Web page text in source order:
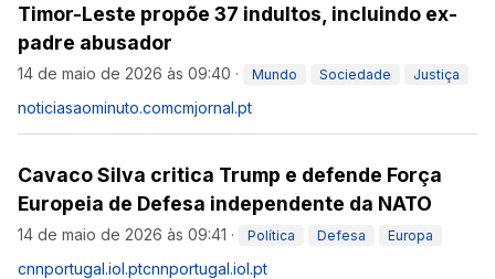
Timor-Leste propõe 37 indultos, incluindo ex-
padre abusador
14 de maio de 2026 às 09:40 · Mundo Sociedade Justiça
noticiasaominuto.comcmjornal.pt
Cavaco Silva critica Trump e defende Força
Europeia de Defesa independente da NATO
14 de maio de 2026 às 09:41 · Política Defesa Europa
cnnportugal.iol.ptcnnportugal.iol.pt